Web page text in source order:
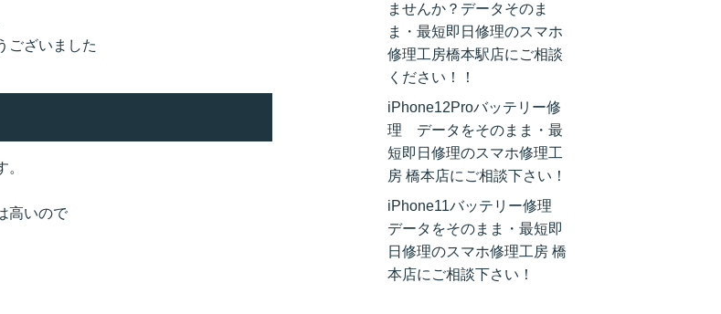
ございました
高いので
ませんか？データそのま
ま・最短即日修理のスマホ
修理工房橋本駅店にご相談
ください！！
iPhone12Proバッテリー修
理 データをそのまま・最
短即日修理のスマホ修理工
房 橋本店にご相談下さい！
iPhone11バッテリー修理
データをそのまま・最短即
日修理のスマホ修理工房 橋
本店にご相談下さい！